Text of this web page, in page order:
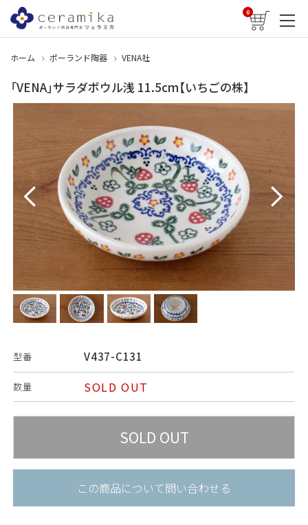
0
ホーム ポーランド陶器 VENA社
「VENA」サラダボウル浅 11.5cm【いちごの株】
型番 V437-C131
数量 SOLD OUT
この商品について問い合わせる